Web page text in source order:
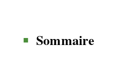
Sommaire